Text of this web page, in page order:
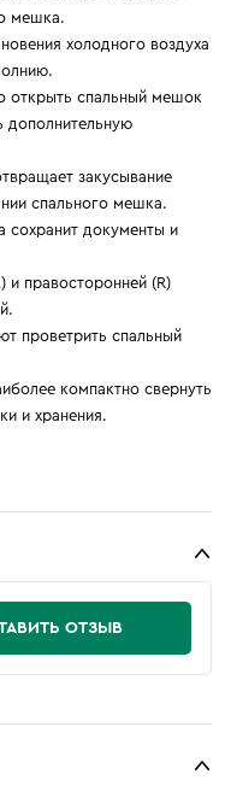
мешка.
холодного воздуха
открыть спальный мешок
дополнительную
закусывание
спального мешка.
сохранит документы и
и правосторонней (R)
проветрить спальный
компактно свернуть
и хранения.
ОТЗЫВ